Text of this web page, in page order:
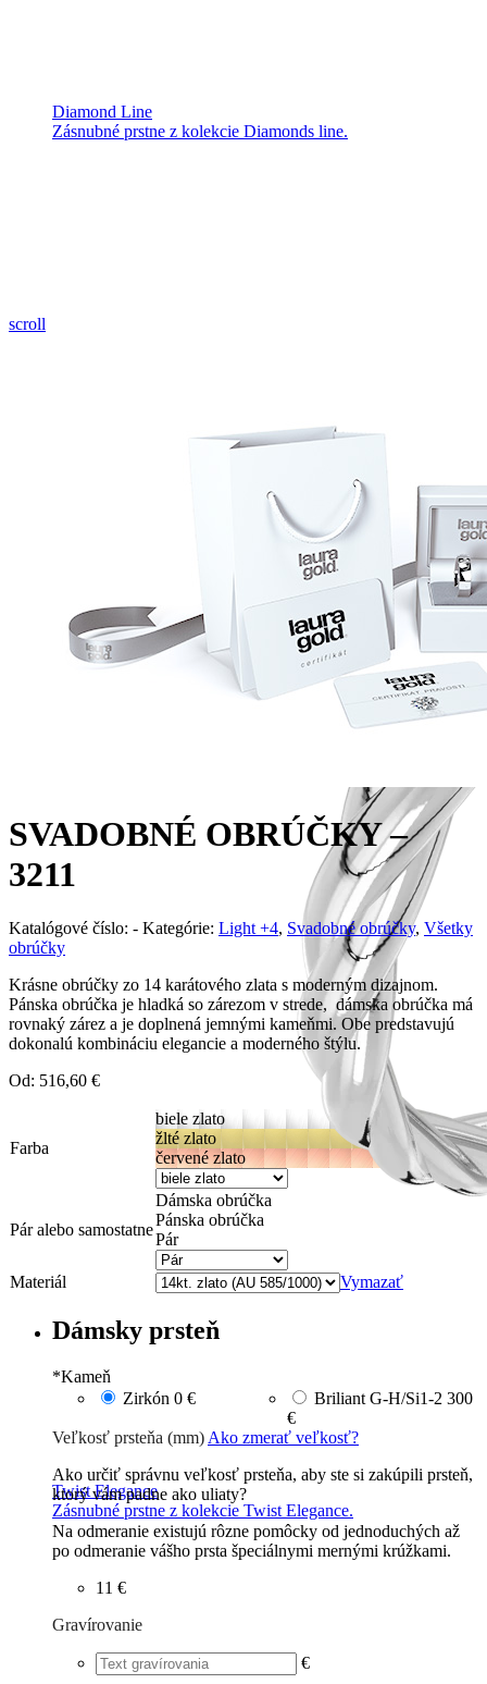
Diamond Line
Zásnubné prstne z kolekcie Diamonds line.
Twist Elegance
Zásnubné prstne z kolekcie Twist Elegance.
scroll
SVADOBNÉ OBRÚČKY –
3211
Katalógové číslo: - Kategórie: Light +4, Svadobné obrúčky, Všetky
obrúčky
Krásne obrúčky zo 14 karátového zlata s moderným dizajnom.
Pánska obrúčka je hladká so zárezom v strede, dámska obrúčka má
rovnaký zárez a je doplnená jemnými kameňmi. Obe predstavujú
dokonalú kombináciu elegancie a moderného štýlu.
Od: 516,60 €
Farba
biele zlato
žlté zlato
červené zlato
Pár alebo samostatne
Dámska obrúčka
Pánska obrúčka
Pár
Materiál Vymazať
Dámsky prsteň
*Kameň
Zirkón 0 € Briliant G-H/Si1-2 300
€
Veľkosť prsteňa (mm) Ako zmerať veľkosť?
Ako určiť správnu veľkosť prsteňa, aby ste si zakúpili prsteň,
ktorý vám padne ako uliaty?
Na odmeranie existujú rôzne pomôcky od jednoduchých až
po odmeranie vášho prsta špeciálnymi mernými krúžkami.
11 €
Gravírovanie
€